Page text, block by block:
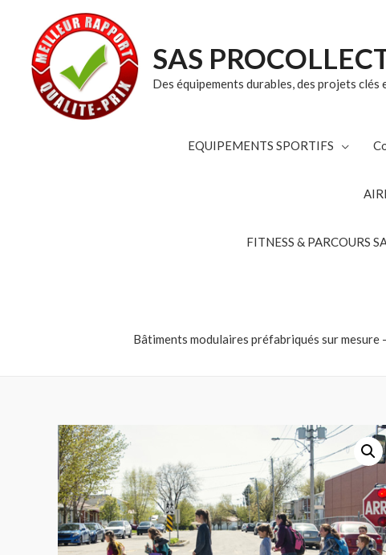
SAS
Des équipements durables, des projets
EQUIPEMENTS SPORTIFS
FITNESS & PARCOURS
Bâtiments modulaires préfabriqués sur